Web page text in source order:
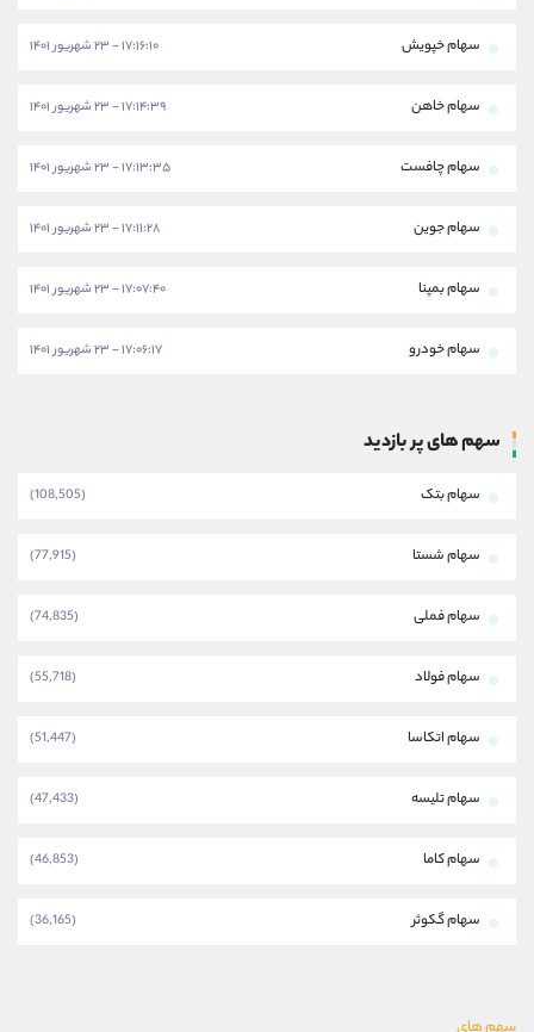
سهام خپویش ۱۷:۱۶:۱۰ - ۲۳ شهریور ۱۴۰۱
سهام خاهن ۱۷:۱۴:۳۹ - ۲۳ شهریور ۱۴۰۱
سهام چافست ۱۷:۱۳:۳۵ - ۲۳ شهریور ۱۴۰۱
سهام جوین ۱۷:۱۱:۲۸ - ۲۳ شهریور ۱۴۰۱
سهام بمپنا ۱۷:۰۷:۴۰ - ۲۳ شهریور ۱۴۰۱
سهام خودرو ۱۷:۰۶:۱۷ - ۲۳ شهریور ۱۴۰۱
سهم های پر بازدید
سهام بتک (108,505)
سهام شستا (77,915)
سهام فملی (74,835)
سهام فولاد (55,718)
سهام اتکاسا (51,447)
سهام تلیسه (47,433)
سهام کاما (46,853)
سهام گکوثر (36,165)